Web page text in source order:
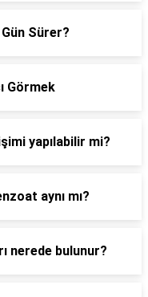
Sürer?
Görmek
yapılabilir mi?
aynı mı?
nerede bulunur?